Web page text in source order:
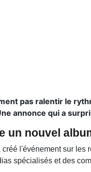
pas ralentir le
annonce qui a
un nouvel
l'événement sur
spécialisés et des